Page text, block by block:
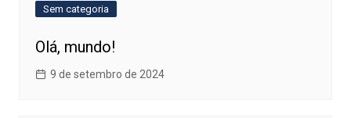
Sem categoria
Olá, mundo!
9 de setembro de 2024